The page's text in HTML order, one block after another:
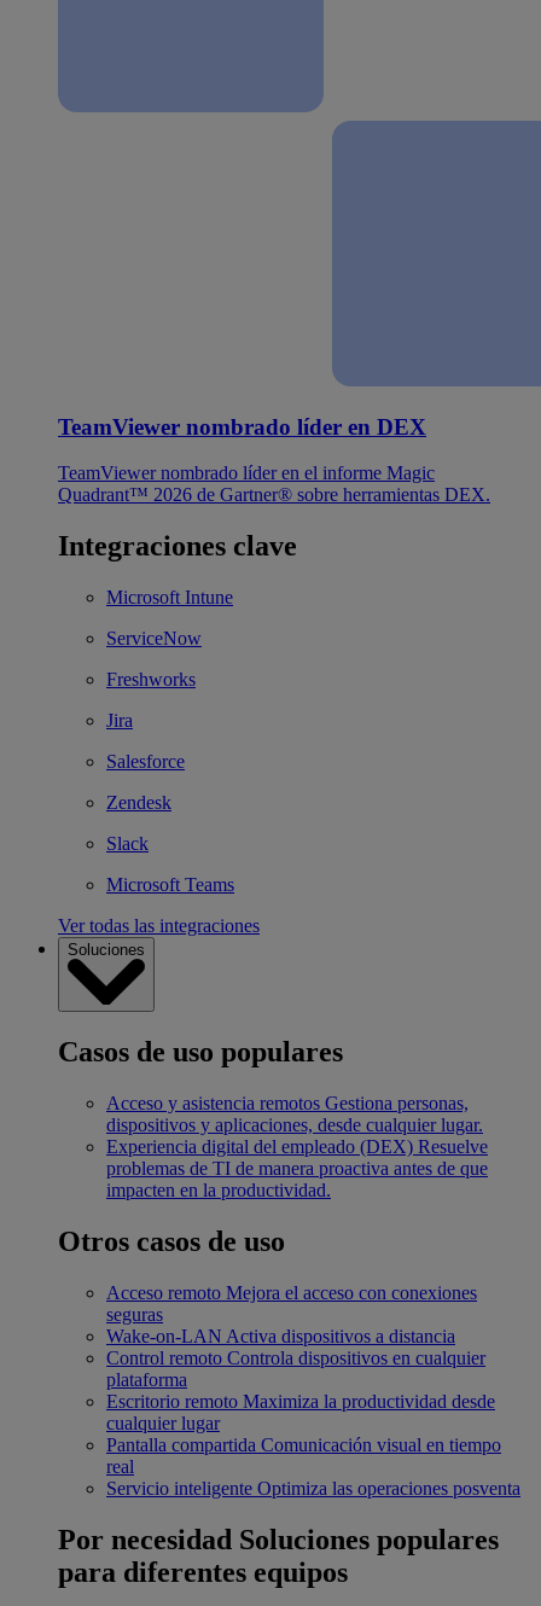
TeamViewer nombrado líder en DEX
TeamViewer nombrado líder en el informe Magic
Quadrant™ 2026 de Gartner® sobre herramientas DEX.
Integraciones clave
Microsoft Intune
ServiceNow
Freshworks
Jira
Salesforce
Zendesk
Slack
Microsoft Teams
Ver todas las integraciones
Soluciones
Casos de uso populares
Acceso y asistencia remotos Gestiona personas,
dispositivos y aplicaciones, desde cualquier lugar.
Experiencia digital del empleado (DEX) Resuelve
problemas de TI de manera proactiva antes de que
impacten en la productividad.
Otros casos de uso
Acceso remoto Mejora el acceso con conexiones
seguras
Wake-on-LAN Activa dispositivos a distancia
Control remoto Controla dispositivos en cualquier
plataforma
Escritorio remoto Maximiza la productividad desde
cualquier lugar
Pantalla compartida Comunicación visual en tiempo
real
Servicio inteligente Optimiza las operaciones posventa
Por necesidad Soluciones populares
para diferentes equipos